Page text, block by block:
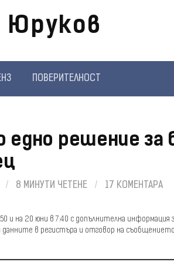
Юруков
ПОВЕРИТЕЛНОСТ
едно решение за
/ 8 МИНУТИ ЧЕТЕНЕ / 17 КОМЕНТАРА
и на 20 юни в 7:40 с допълнителна информация
данните в регистъра и отговор на